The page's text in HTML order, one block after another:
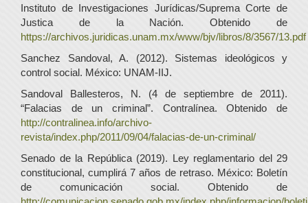
Instituto de Investigaciones Jurídicas/Suprema Corte de
Justica de la Nación. Obtenido de
https://archivos.juridicas.unam.mx/www/bjv/libros/8/3567/13.pdf
Sanchez Sandoval, A. (2012). Sistemas ideológicos y
control social. México: UNAM-IIJ.
Sandoval Ballesteros, N. (4 de septiembre de 2011).
“Falacias de un criminal”. Contralínea. Obtenido de
http://contralinea.info/archivo-
revista/index.php/2011/09/04/falacias-de-un-criminal/
Senado de la República (2019). Ley reglamentario del 29
constitucional, cumplirá 7 años de retraso. México: Boletín
de comunicación social. Obtenido de